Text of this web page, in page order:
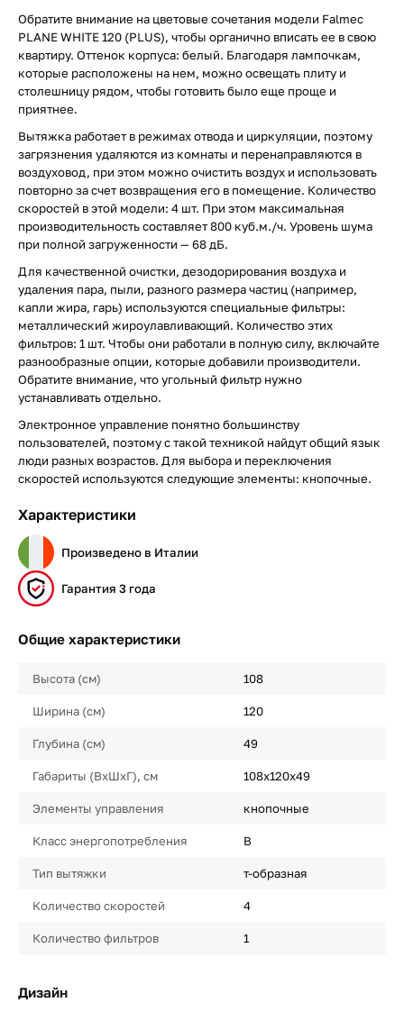
Обратите внимание на цветовые сочетания модели Falmec
PLANE WHITE 120 (PLUS), чтобы органично вписать ее в свою
квартиру. Оттенок корпуса: белый. Благодаря лампочкам,
которые расположены на нем, можно освещать плиту и
столешницу рядом, чтобы готовить было еще проще и
приятнее.
Вытяжка работает в режимах отвода и циркуляции, поэтому
загрязнения удаляются из комнаты и перенаправляются в
воздуховод, при этом можно очистить воздух и использовать
повторно за счет возвращения его в помещение. Количество
скоростей в этой модели: 4 шт. При этом максимальная
производительность составляет 800 куб.м./ч. Уровень шума
при полной загруженности — 68 дБ.
Для качественной очистки, дезодорирования воздуха и
удаления пара, пыли, разного размера частиц (например,
капли жира, гарь) используются специальные фильтры:
металлический жироулавливающий. Количество этих
фильтров: 1 шт. Чтобы они работали в полную силу, включайте
разнообразные опции, которые добавили производители.
Обратите внимание, что угольный фильтр нужно
устанавливать отдельно.
Электронное управление понятно большинству
пользователей, поэтому с такой техникой найдут общий язык
люди разных возрастов. Для выбора и переключения
скоростей используются следующие элементы: кнопочные.
Характеристики
Произведено в Италии
Гарантия 3 года
Общие характеристики
Высота (см) 108
Ширина (см) 120
Глубина (см) 49
Габариты (ВхШхГ), см 108х120х49
Элементы управления кнопочные
Класс энергопотребления B
Тип вытяжки т-образная
Количество скоростей 4
Количество фильтров 1
Дизайн